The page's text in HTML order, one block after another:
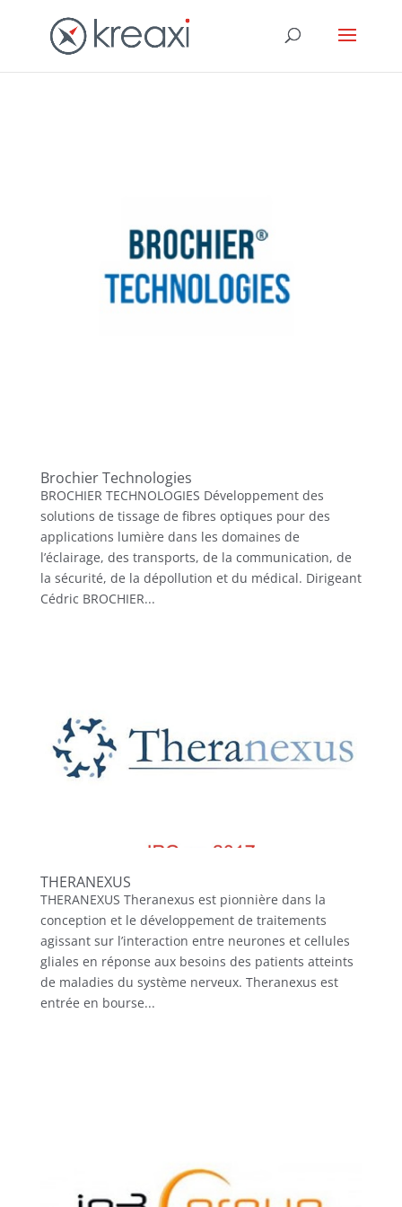
Brochier Technologies
BROCHIER TECHNOLOGIES Développement des
solutions de tissage de fibres optiques pour des
applications lumière dans les domaines de
l’éclairage, des transports, de la communication, de
la sécurité, de la dépollution et du médical. Dirigeant
Cédric BROCHIER...
THERANEXUS
THERANEXUS Theranexus est pionnière dans la
conception et le développement de traitements
agissant sur l’interaction entre neurones et cellules
gliales en réponse aux besoins des patients atteints
de maladies du système nerveux. Theranexus est
entrée en bourse...